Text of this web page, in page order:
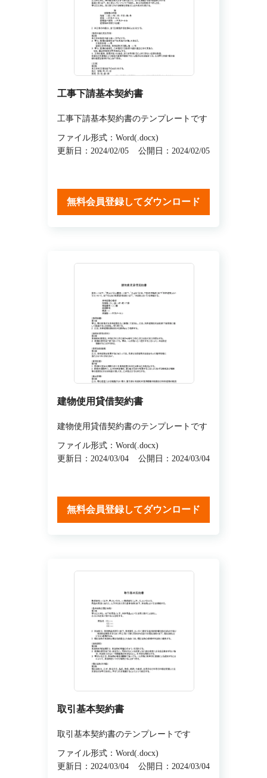
工事下請基本契約書
工事下請基本契約書のテンプレートです
ファイル形式：Word(.docx)
更新日：2024/02/05
公開日：2024/02/05
無料会員登録してダウンロード
建物使用貸借契約書
建物使用貸借契約書のテンプレートです
ファイル形式：Word(.docx)
更新日：2024/03/04
公開日：2024/03/04
無料会員登録してダウンロード
取引基本契約書
取引基本契約書のテンプレートです
ファイル形式：Word(.docx)
更新日：2024/03/04
公開日：2024/03/04